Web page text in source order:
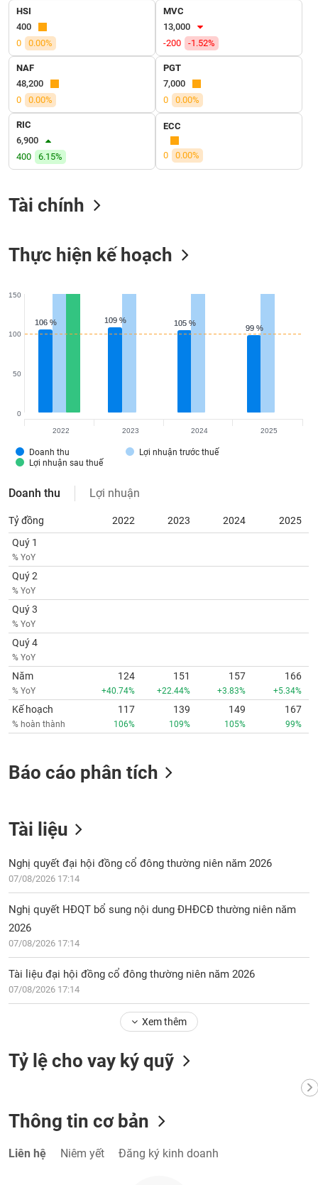
HSI
400
0
0.00%
MVC
13,000
-200
-1.52%
NAF
48,200
0
0.00%
PGT
7,000
0
0.00%
RIC
6,900
400
6.15%
ECC
0 0.00%
Tài chính
Thực hiện kế hoạch
106 %
106 % 109 %
109 % 105 %
105 %
99 %
99 %
Doanh thu
Lợi nhuận trước thuế
Lợi nhuận sau thuế
0
50
100
150
2022 2023 2024 2025
Doanh thu Lợi nhuận
Tỷ đồng 2022 2023 2024
2025
Quý 1
% YoY
Quý 2
% YoY
Quý 3
% YoY
Quý 4
% YoY
Năm
% YoY
124
+40.74%
151
+22.44%
157
+3.83%
166
+5.34%
Kế hoạch
% hoàn thành
117
106%
139
109%
149
105%
167
99%
Báo cáo phân tích
Tài liệu
Nghị quyết đại hội đồng cổ đông thường niên năm 2026
07/08/2026 17:14
Nghị quyết HĐQT bổ sung nội dung ĐHĐCĐ thường niên năm
2026
07/08/2026 17:14
Tài liệu đại hội đồng cổ đông thường niên năm 2026
07/08/2026 17:14
Xem thêm
Tỷ lệ cho vay ký quỹ
Thông tin cơ bản
Liên hệ Niêm yết Đăng ký kinh doanh
ÍCH
BẤT
ĐỘNG
SẢN
Mã
khoán
(-)
(-)
Tất cả Người nội bộ Người liên quan Cổ đông lớn
tức
Bài
của
tác
(-)
Báo
cáo
phân
tích
(-)
Thuật
ngữ
(-)
Dịch
vụ
(-)
tạo
chính
tư
thông
Dữ